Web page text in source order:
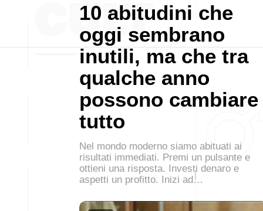
10 abitudini che
oggi sembrano
inutili, ma che tra
qualche anno
possono cambiare
tutto
Nel mondo moderno siamo abituati ai
risultati immediati. Premi un pulsante e
ottieni una risposta. Investi denaro e
aspetti un profitto. Inizi ad…